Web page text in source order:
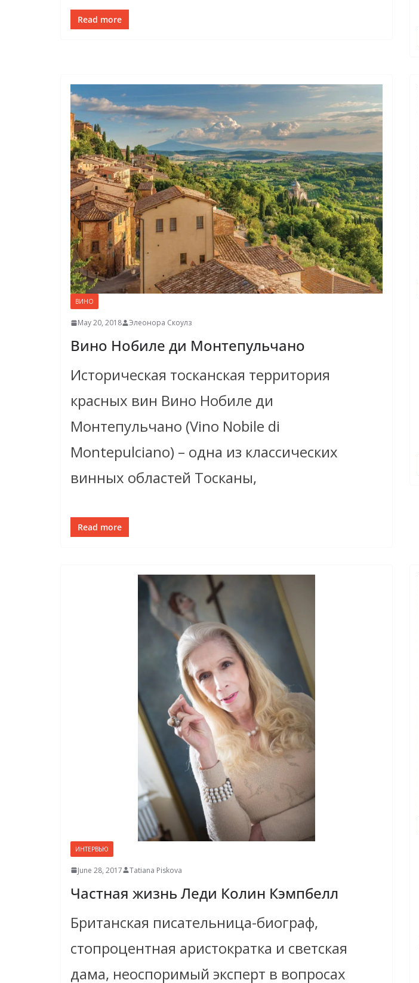
Read more
ВИНО
May 20, 2018 Элеонора Скоулз
Вино Нобиле ди Монтепульчано
Историческая тосканская территория
красных вин Вино Нобиле ди
Монтепульчано (Vino Nobile di
Montepulciano) – одна из классических
винных областей Тосканы,
Read more
ИНТЕРВЬЮ
June 28, 2017 Tatiana Piskova
Частная жизнь Леди Колин Кэмпбелл
Британская писательница-биограф,
стопроцентная аристократка и светская
дама, неоспоримый эксперт в вопросах